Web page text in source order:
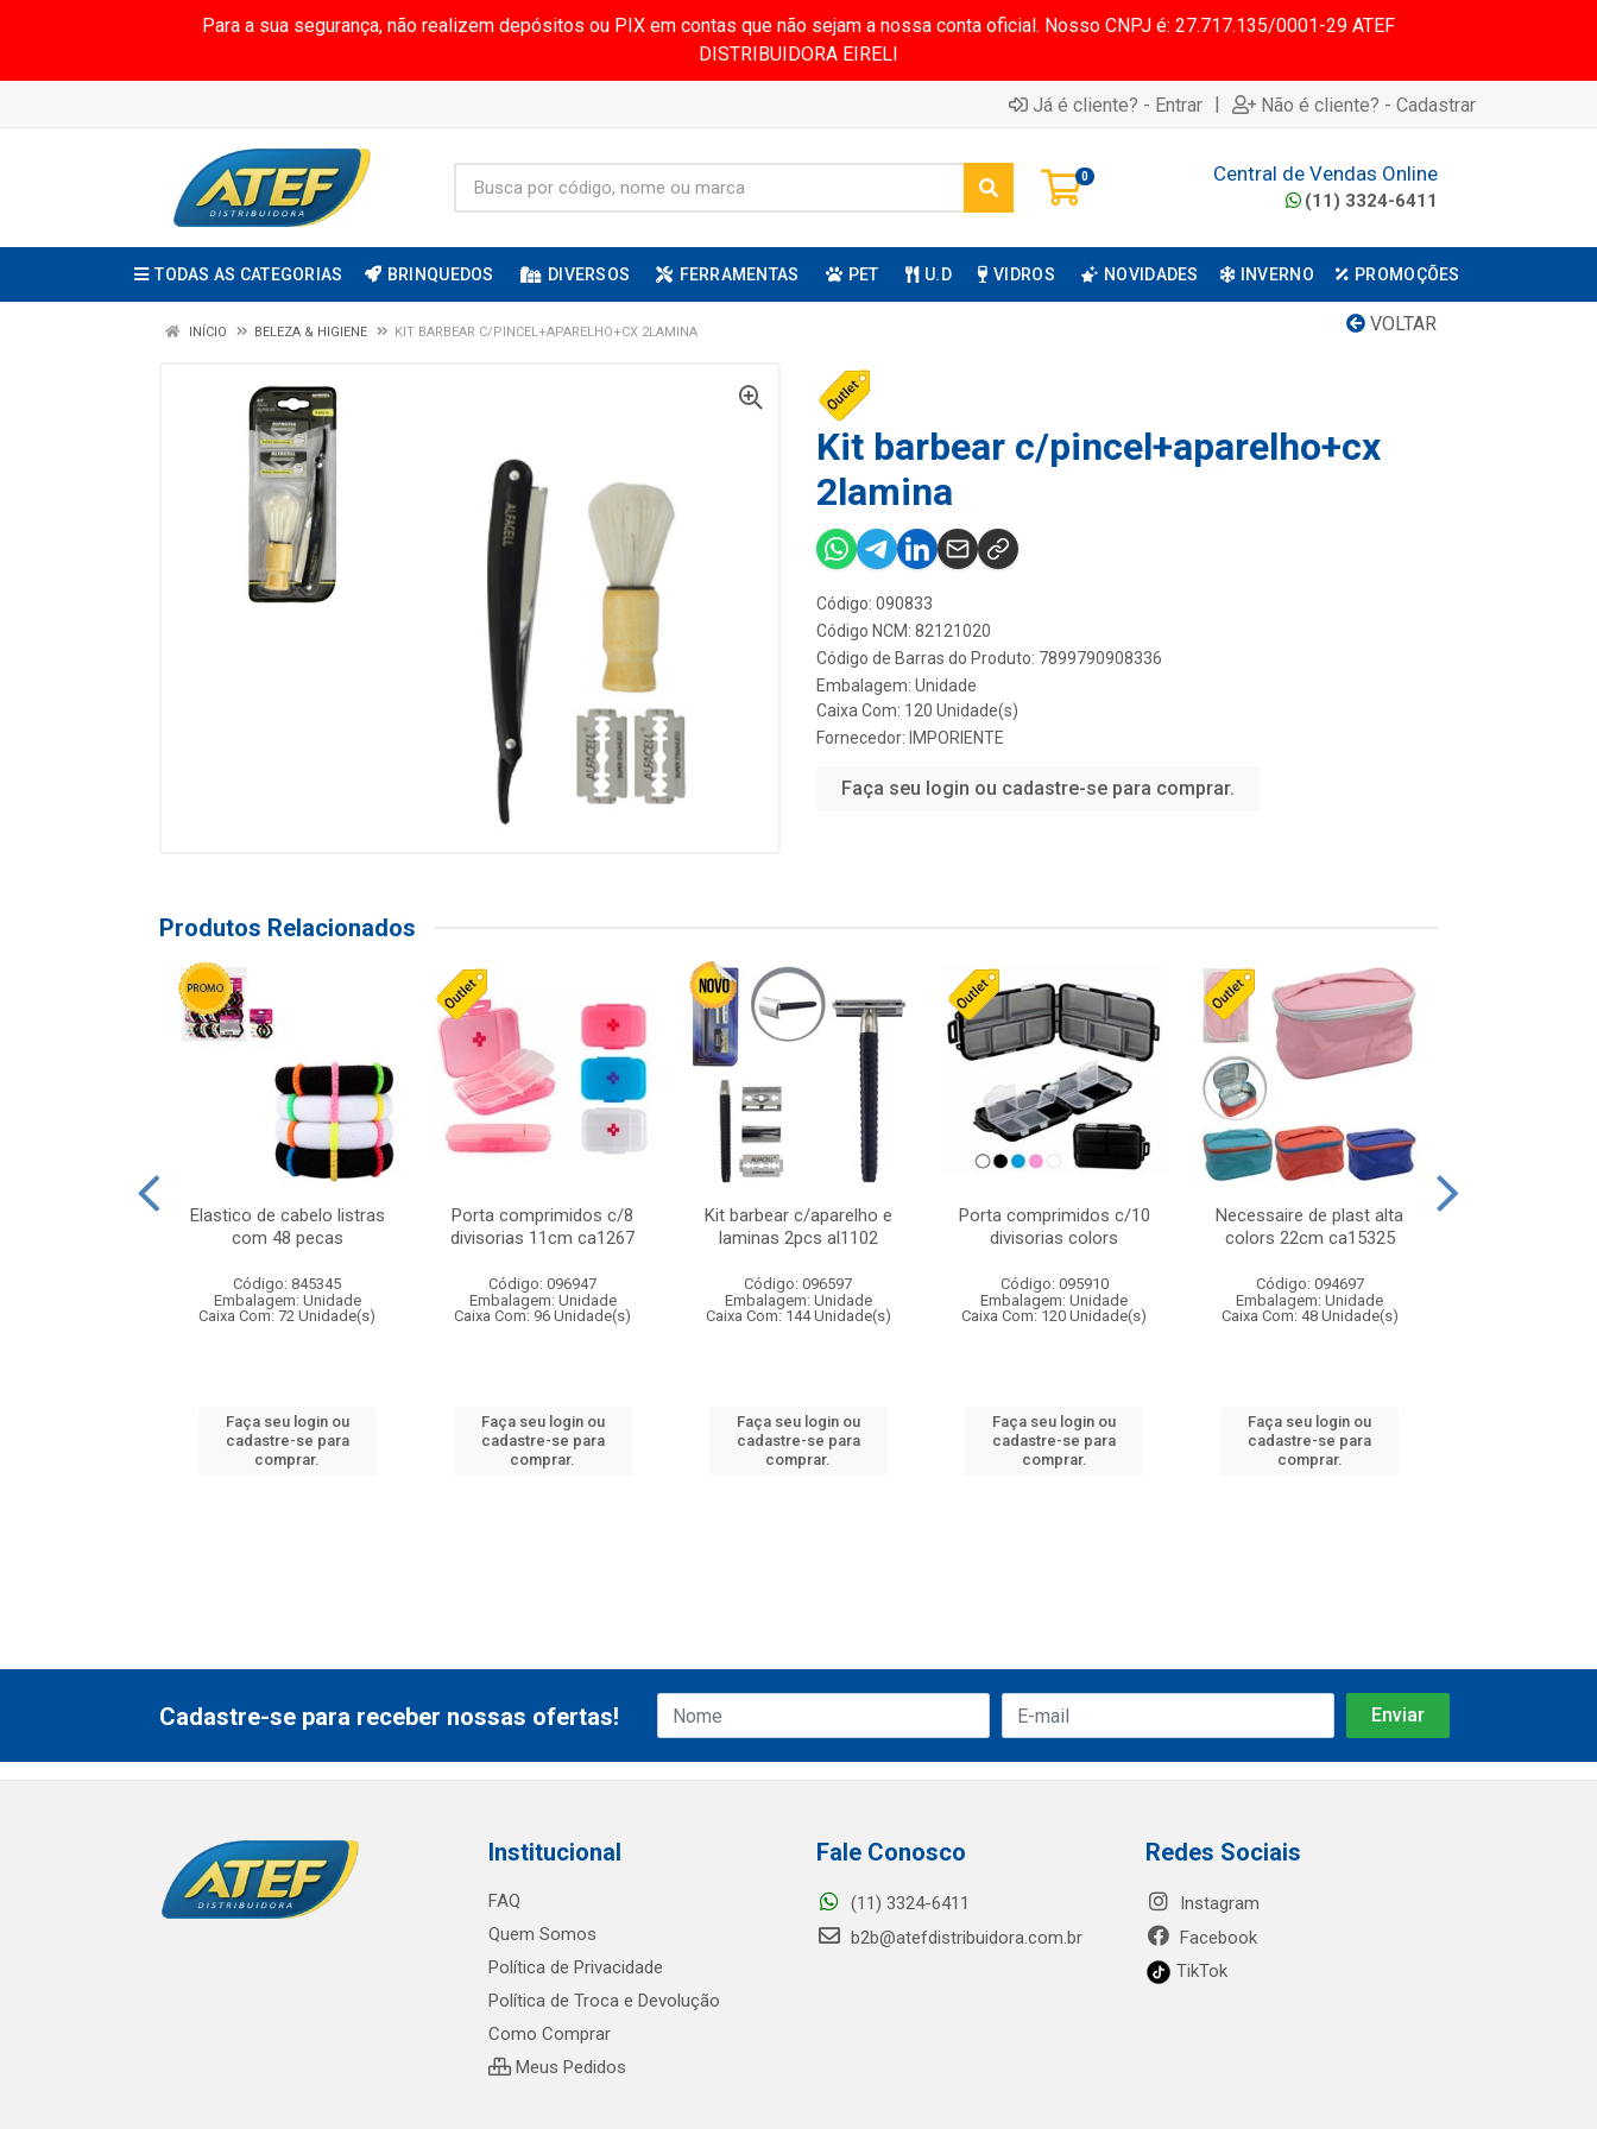
Para a sua segurança, não realizem depósitos ou PIX em contas que não sejam a nossa conta oficial. Nosso CNPJ é: 27.717.135/0001-29 ATEF
DISTRIBUIDORA EIRELI
Já é cliente? - Entrar | Não é cliente? - Cadastrar
0 Central de Vendas Online
(11) 3324-6411
TODAS AS CATEGORIAS BRINQUEDOS DIVERSOS FERRAMENTAS PET U.D VIDROS NOVIDADES INVERNO PROMOÇÕES
VOLTAR
INÍCIO BELEZA & HIGIENE KIT BARBEAR C/PINCEL+APARELHO+CX 2LAMINA
Kit barbear c/pincel+aparelho+cx
2lamina
Código: 090833
Código NCM: 82121020
Código de Barras do Produto: 7899790908336
Embalagem: Unidade
Caixa Com: 120 Unidade(s)
Fornecedor: IMPORIENTE
Faça seu login ou cadastre-se para comprar.
Produtos Relacionados
Elastico de cabelo listras
com 48 pecas
Código: 845345
Embalagem: Unidade
Caixa Com: 72 Unidade(s)
Faça seu login ou
cadastre-se para
comprar.
Porta comprimidos c/8
divisorias 11cm ca1267
Código: 096947
Embalagem: Unidade
Caixa Com: 96 Unidade(s)
Faça seu login ou
cadastre-se para
comprar.
Kit barbear c/aparelho e
laminas 2pcs al1102
Código: 096597
Embalagem: Unidade
Caixa Com: 144 Unidade(s)
Faça seu login ou
cadastre-se para
comprar.
Porta comprimidos c/10
divisorias colors
Código: 095910
Embalagem: Unidade
Caixa Com: 120 Unidade(s)
Faça seu login ou
cadastre-se para
comprar.
Necessaire de plast alta
colors 22cm ca15325
Código: 094697
Embalagem: Unidade
Caixa Com: 48 Unidade(s)
Faça seu login ou
cadastre-se para
comprar.
Cadastre-se para receber nossas ofertas!
Institucional
FAQ
Quem Somos
Política de Privacidade
Política de Troca e Devolução
Como Comprar
Meus Pedidos
Fale Conosco
(11) 3324-6411
b2b@atefdistribuidora.com.br
Redes Sociais
Instagram
Facebook
TikTok